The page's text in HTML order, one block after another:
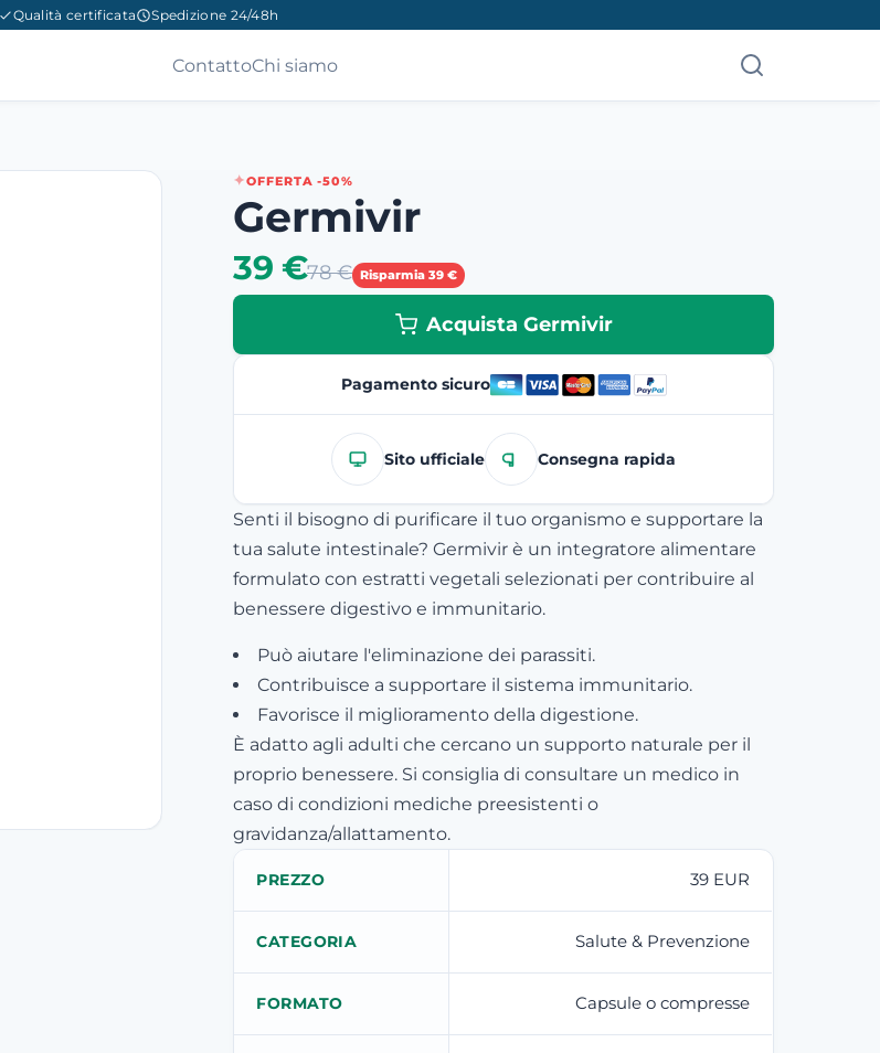
Qualità certificata Spedizione 24/48h
ContattoChi siamo
OFFERTA -50%
Germivir
39 €78 € Risparmia 39 €
Acquista Germivir
Pagamento sicuro
Sito ufficiale Consegna rapida
Senti il bisogno di purificare il tuo organismo e supportare la
tua salute intestinale? Germivir è un integratore alimentare
formulato con estratti vegetali selezionati per contribuire al
benessere digestivo e immunitario.
Può aiutare l'eliminazione dei parassiti.
Contribuisce a supportare il sistema immunitario.
Favorisce il miglioramento della digestione.
È adatto agli adulti che cercano un supporto naturale per il
proprio benessere. Si consiglia di consultare un medico in
caso di condizioni mediche preesistenti o
gravidanza/allattamento.
PREZZO 39 EUR
CATEGORIA Salute & Prevenzione
FORMATO Capsule o compresse